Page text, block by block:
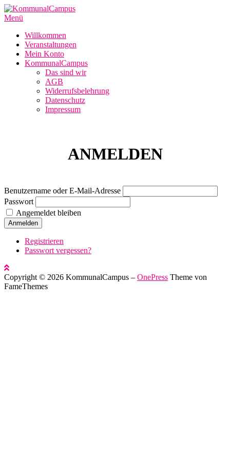
Zum
Inhalt
Menü
Willkommen
Veranstaltungen
Mein Konto
KommunalCampus
Das sind wir
AGB
Widerrufsbelehrung
Datenschutz
Impressum
ANMELDEN
Benutzername oder E-Mail-Adresse
Passwort
Angemeldet bleiben
Anmelden
Registrieren
Passwort vergessen?
Copyright © 2026 KommunalCampus – OnePress Theme von
FameThemes